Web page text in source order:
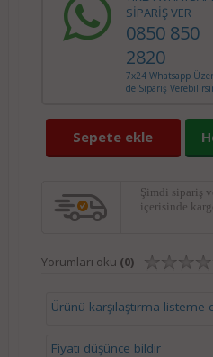
SİPARİŞ VER
0850 850
2820
7x24 Whatsapp
de Sipariş
Sepete ekle
Şimdi sipariş
içerisinde
Yorumları oku (0)
Ürünü karşılaştırma listeme
Fiyatı düşünce bildir